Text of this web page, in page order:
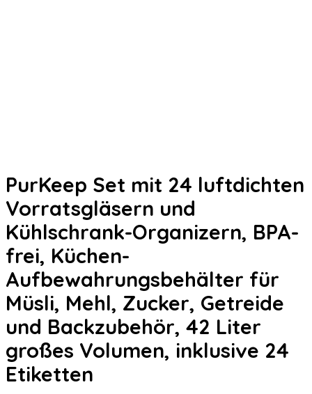
PurKeep Set mit 24 luftdichten
Vorratsgläsern und
Kühlschrank-Organizern, BPA-
frei, Küchen-
Aufbewahrungsbehälter für
Müsli, Mehl, Zucker, Getreide
und Backzubehör, 42 Liter
großes Volumen, inklusive 24
Etiketten